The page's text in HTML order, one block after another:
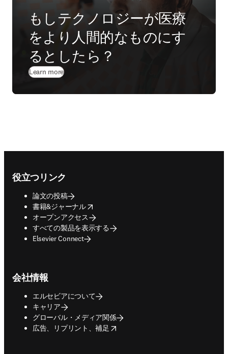
もしテクノロジーが医療
をより人間的なものにす
るとしたら？
Learn more
役立つリンク
論文の投稿
書籍&ジャーナル
opens in new tab/window
オープンアクセス
すべての製品を表示する
Elsevier Connect
会社情報
エルセビアについて
キャリア
グローバル・メディア関係
広告、リプリント、補足
opens in new tab/window